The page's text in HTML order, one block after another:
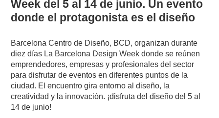
Week del 5 al 14 de junio. Un evento
donde el protagonista es el diseño
Barcelona Centro de Diseño, BCD, organizan durante
diez días La Barcelona Design Week donde se reúnen
emprendedores, empresas y profesionales del sector
para disfrutar de eventos en diferentes puntos de la
ciudad. El encuentro gira entorno al diseño, la
creatividad y la innovación. ¡disfruta del diseño del 5 al
14 de junio!